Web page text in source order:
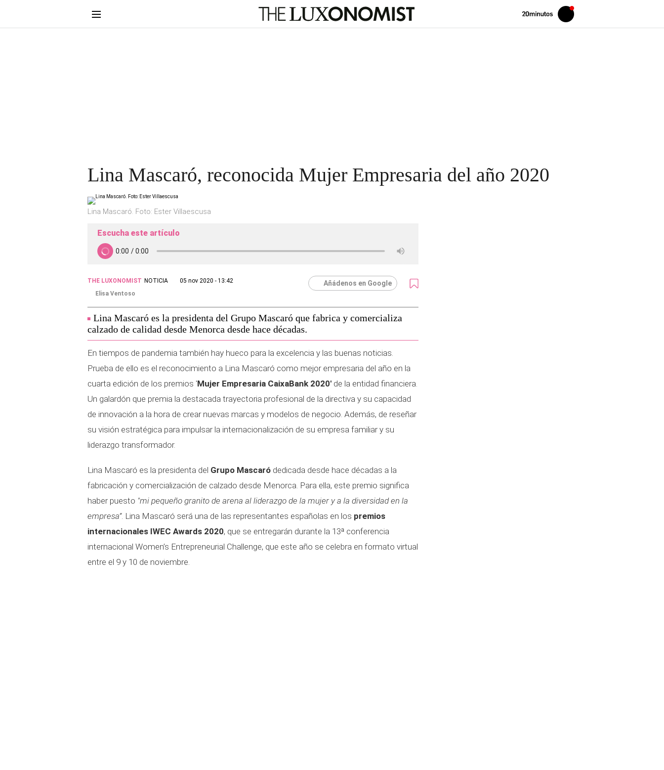
Volver
Iniciar
sesión
Lina Mascaró, reconocida Mujer Empresaria del año 2020
Lina Mascaró. Foto: Ester Villaescusa
Escucha este artículo
THE LUXONOMIST NOTICIA
05 nov 2020 - 13:42
Elisa Ventoso
Añádenos en Google
Lina Mascaró es la presidenta del Grupo Mascaró que fabrica y comercializa
calzado de calidad desde Menorca desde hace décadas.
En tiempos de pandemia también hay hueco para la excelencia y las buenas noticias.
Prueba de ello es el reconocimiento a Lina Mascaró como mejor empresaria del año en la
cuarta edición de los premios 'Mujer Empresaria CaixaBank 2020' de la entidad financiera.
Un galardón que premia la destacada trayectoria profesional de la directiva y su capacidad
de innovación a la hora de crear nuevas marcas y modelos de negocio. Además, de reseñar
su visión estratégica para impulsar la internacionalización de su empresa familiar y su
liderazgo transformador.
Lina Mascaró es la presidenta del Grupo Mascaró dedicada desde hace décadas a la
fabricación y comercialización de calzado desde Menorca. Para ella, este premio significa
haber puesto "mi pequeño granito de arena al liderazgo de la mujer y a la diversidad en la
empresa”. Lina Mascaró será una de las representantes españolas en los premios
internacionales IWEC Awards 2020, que se entregarán durante la 13ª conferencia
internacional Women’s Entrepreneurial Challenge, que este año se celebra en formato virtual
entre el 9 y 10 de noviembre.